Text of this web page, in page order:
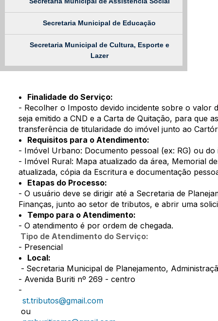
Secretaria Municipal de Educação
Secretaria Municipal de Cultura, Esporte e
Lazer
Finalidade do Serviço:
- Recolher o Imposto devido incidente sobre o valor
seja emitido a CND e a Carta de Quitação, para que
transferência de titularidade do imóvel junto ao
Requisitos para o Atendimento:
- Imóvel Urbano: Documento pessoal (ex: RG) ou do
- Imóvel Rural: Mapa atualizado da área, Memorial
atualizada, cópia da Escritura e documentação
Etapas do Processo:
- O usuário deve se dirigir até a Secretaria de
Finanças, junto ao setor de tributos, e abrir uma
Tempo para o Atendimento:
- O atendimento é por ordem de chegada.
Tipo de Atendimento do Serviço:
- Presencial
Local:
- Secretaria Municipal de Planejamento,
- Avenida Buriti nº 269 - centro
-
st.tributos@gmail.com
ou